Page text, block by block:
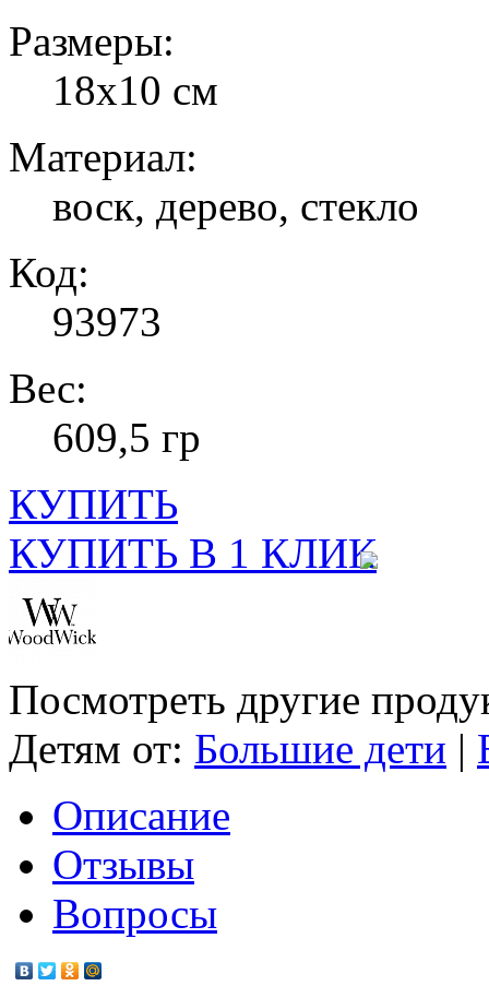
Размеры:
18х10 см
Материал:
воск, дерево, стекло
Код:
93973
Вес:
609,5 гр
КУПИТЬ
КУПИТЬ В 1 КЛИК
Посмотреть другие
Детям от: Большие дети |
Описание
Отзывы
Вопросы